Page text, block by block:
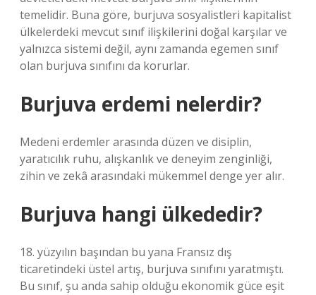
temelidir. Buna göre, burjuva sosyalistleri kapitalist
ülkelerdeki mevcut sınıf ilişkilerini doğal karşılar ve
yalnızca sistemi değil, aynı zamanda egemen sınıf
olan burjuva sınıfını da korurlar.
Burjuva erdemi nelerdir?
Medeni erdemler arasında düzen ve disiplin,
yaratıcılık ruhu, alışkanlık ve deneyim zenginliği,
zihin ve zekâ arasındaki mükemmel denge yer alır.
Burjuva hangi ülkededir?
18. yüzyılın başından bu yana Fransız dış
ticaretindeki üstel artış, burjuva sınıfını yaratmıştı.
Bu sınıf, şu anda sahip olduğu ekonomik güce eşit